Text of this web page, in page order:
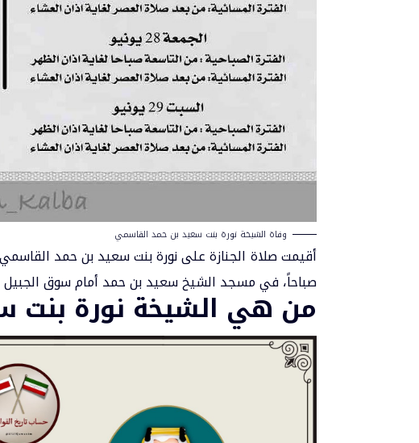
وفاة الشيخة نورة بنت سعيد بن حمد القاسمي
صباحاً، في مسجد الشيخ سعيد بن حمد أمام سوق الجبيل
من هي الشيخة نورة بنت